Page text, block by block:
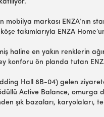
mobilya markası ENZA’nın
takımlarıyla ENZA
haline en yakın renklerin
konforu ön planda tutan
Hall 8B-04) gelen
ödüllü Active Balance,
şık bazaları, karyolaları,